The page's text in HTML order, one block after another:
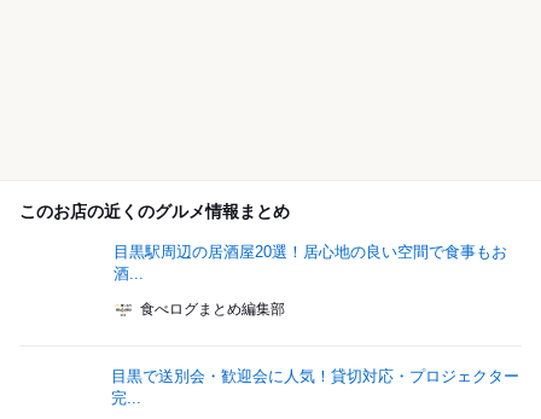
このお店の近くのグルメ情報まとめ
目黒駅周辺の居酒屋20選！居心地の良い空間で食事もお
酒...
食べログまとめ編集部
目黒で送別会・歓迎会に人気！貸切対応・プロジェクター
完...